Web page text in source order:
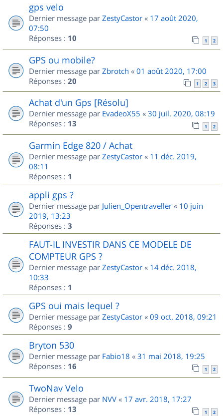
gps velo
Dernier message par ZestyCastor « 17 août 2020,
07:50
Réponses : 10 1 2
GPS ou mobile?
Dernier message par Zbrotch « 01 août 2020, 17:00
Réponses : 20 1 2 3
Achat d'un Gps [Résolu]
Dernier message par EvadeoX55 « 30 juil. 2020, 08:19
Réponses : 13 1 2
Garmin Edge 820 / Achat
Dernier message par ZestyCastor « 11 déc. 2019,
08:11
Réponses : 1
appli gps ?
Dernier message par Julien_Opentraveller « 10 juin
2019, 13:23
Réponses : 3
FAUT-IL INVESTIR DANS CE MODELE DE
COMPTEUR GPS ?
Dernier message par ZestyCastor « 14 déc. 2018,
10:33
Réponses : 1
GPS oui mais lequel ?
Dernier message par ZestyCastor « 09 oct. 2018, 09:21
Réponses : 9
Bryton 530
Dernier message par Fabio18 « 31 mai 2018, 19:25
Réponses : 16 1 2
TwoNav Velo
Dernier message par NVV « 17 avr. 2018, 17:27
Réponses : 13 1 2